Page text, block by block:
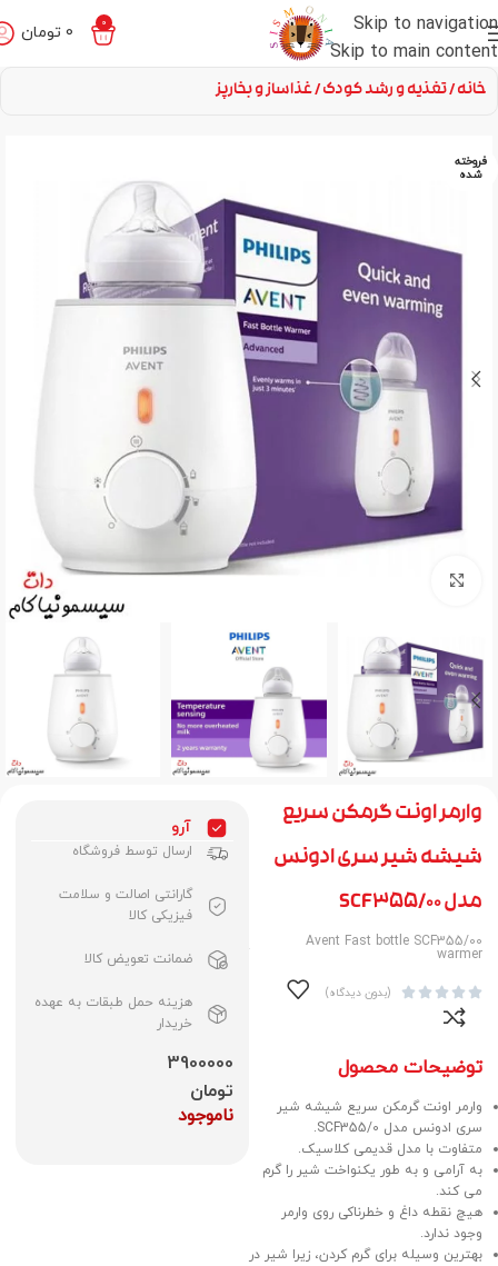
Skip to navigation
Skip to main content
0
0 تومان
خانه تغذیه و رشد کودک غذاساز و بخارپز
فروخته
شده
برای بزرگنمایی کلیک کنید
وارمر اونت گرمکن سریع
شیشه شیر سری ادونس
مدل SCF355/00
Avent Fast bottle SCF355/00
warmer




 (بدون دیدگاه)
توضیحات محصول
وارمر اونت گرمکن سریع شیشه شیر
سری ادونس مدل SCF355/0.
متفاوت با مدل قدیمی کلاسیک.
به آرامی و به طور یکنواخت شیر را گرم
می کند.
هیچ نقطه داغ و خطرناکی روی وارمر
وجود ندارد.
بهترین وسیله برای گرم کردن، زیرا شیر در
آرو
ارسال توسط فروشگاه
گارانتی اصالت و سلامت
فیزیکی کالا
ضمانت تعویض کالا
هزینه حمل طبقات به عهده
خریدار
3900000
تومان
ناموجود